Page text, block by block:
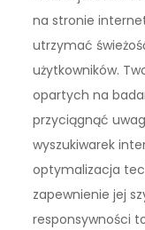
na stronie
utrzymać
użytkowników.
opartych na
przyciągnąć
wyszukiwarek
optymalizacja
zapewnienie jej
responsywności